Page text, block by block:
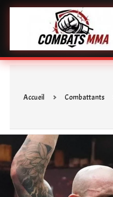
Aller
Accueil Combattants
Alexander